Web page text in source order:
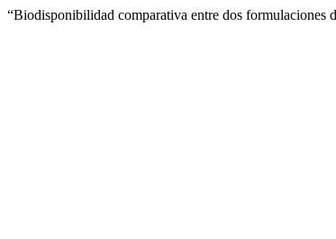
“Biodisponibilidad comparativa entre dos formulaciones